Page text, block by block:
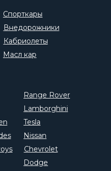
Спорткары
Внедорожники
Кабриолеты
Nissan
Range Rover
Tesla
Chevrolet
Lamborghini
Масл кар
Dodge